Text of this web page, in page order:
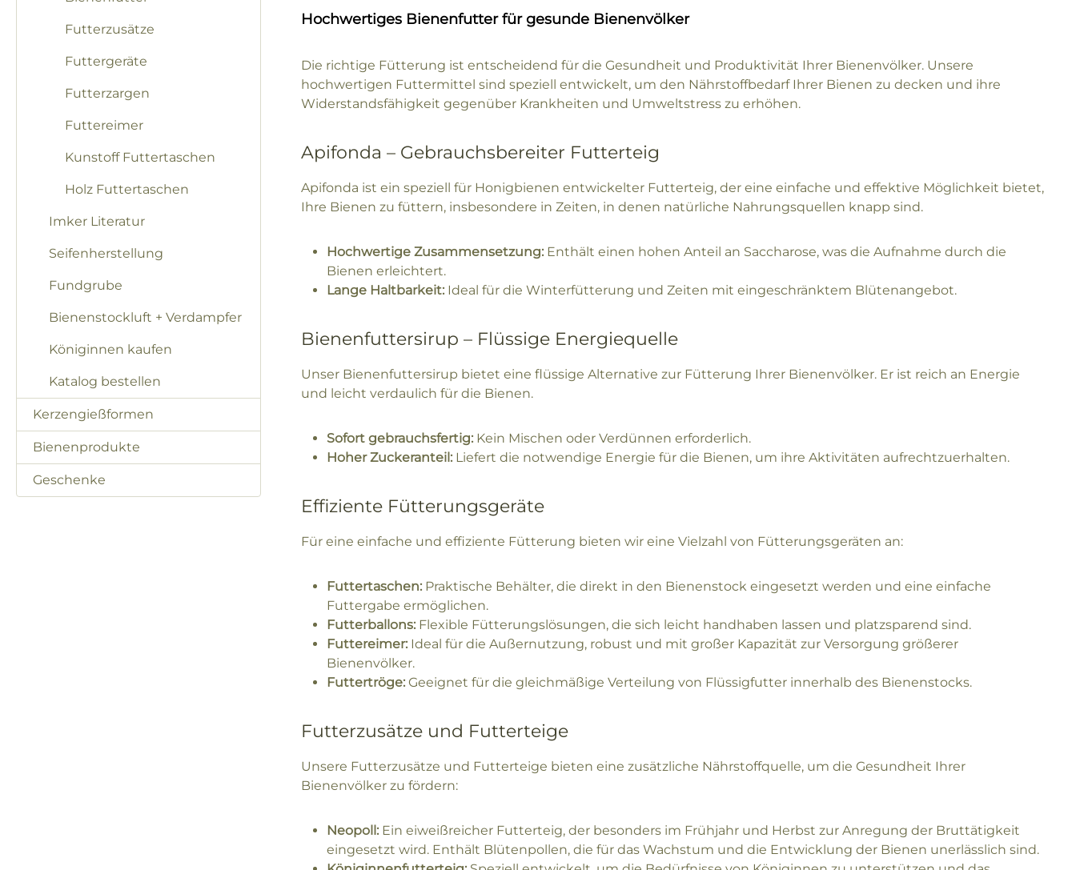
Futterzusätze
Futtergeräte
Futterzargen
Futtereimer
Kunstoff Futtertaschen
Holz Futtertaschen
Imker Literatur
Seifenherstellung
Fundgrube
Bienenstockluft + Verdampfer
Königinnen kaufen
Katalog bestellen
Kerzengießformen
Bienenprodukte
Geschenke
Hochwertiges Bienenfutter für gesunde Bienenvölker
Die richtige Fütterung ist entscheidend für die Gesundheit und Produktivität Ihrer Bienenvölker. Unsere
hochwertigen Futtermittel sind speziell entwickelt, um den Nährstoffbedarf Ihrer Bienen zu decken und ihre
Widerstandsfähigkeit gegenüber Krankheiten und Umweltstress zu erhöhen.
Apifonda – Gebrauchsbereiter Futterteig
Apifonda ist ein speziell für Honigbienen entwickelter Futterteig, der eine einfache und effektive Möglichkeit bietet,
Ihre Bienen zu füttern, insbesondere in Zeiten, in denen natürliche Nahrungsquellen knapp sind.
Hochwertige Zusammensetzung: Enthält einen hohen Anteil an Saccharose, was die Aufnahme durch die
Bienen erleichtert.
Lange Haltbarkeit: Ideal für die Winterfütterung und Zeiten mit eingeschränktem Blütenangebot.
Bienenfuttersirup – Flüssige Energiequelle
Unser Bienenfuttersirup bietet eine flüssige Alternative zur Fütterung Ihrer Bienenvölker. Er ist reich an Energie
und leicht verdaulich für die Bienen.
Sofort gebrauchsfertig: Kein Mischen oder Verdünnen erforderlich.
Hoher Zuckeranteil: Liefert die notwendige Energie für die Bienen, um ihre Aktivitäten aufrechtzuerhalten.
Effiziente Fütterungsgeräte
Für eine einfache und effiziente Fütterung bieten wir eine Vielzahl von Fütterungsgeräten an:
Futtertaschen: Praktische Behälter, die direkt in den Bienenstock eingesetzt werden und eine einfache
Futtergabe ermöglichen.
Futterballons: Flexible Fütterungslösungen, die sich leicht handhaben lassen und platzsparend sind.
Futtereimer: Ideal für die Außernutzung, robust und mit großer Kapazität zur Versorgung größerer
Bienenvölker.
Futtertröge: Geeignet für die gleichmäßige Verteilung von Flüssigfutter innerhalb des Bienenstocks.
Futterzusätze und Futterteige
Unsere Futterzusätze und Futterteige bieten eine zusätzliche Nährstoffquelle, um die Gesundheit Ihrer
Bienenvölker zu fördern:
Neopoll: Ein eiweißreicher Futterteig, der besonders im Frühjahr und Herbst zur Anregung der Bruttätigkeit
eingesetzt wird. Enthält Blütenpollen, die für das Wachstum und die Entwicklung der Bienen unerlässlich sind.